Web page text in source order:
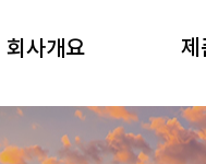
회사개요 제